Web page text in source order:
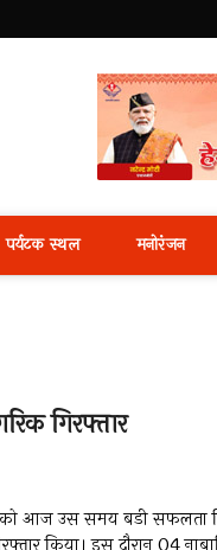
News
पर्यटक स्थल मनोरंजन
गिरफ्तार
को आज उस समय बडी